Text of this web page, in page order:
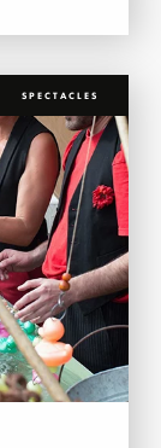
SPECTACLES